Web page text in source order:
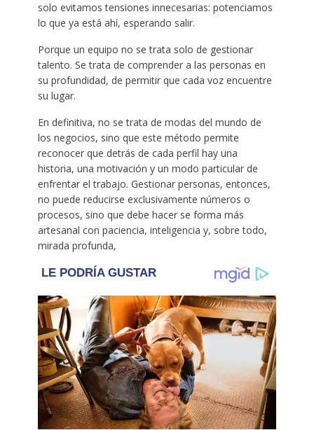
solo evitamos tensiones innecesarias: potenciamos
lo que ya está ahí, esperando salir.
Porque un equipo no se trata solo de gestionar
talento. Se trata de comprender a las personas en
su profundidad, de permitir que cada voz encuentre
su lugar.
En definitiva, no se trata de modas del mundo de
los negocios, sino que este método permite
reconocer que detrás de cada perfil hay una
historia, una motivación y un modo particular de
enfrentar el trabajo. Gestionar personas, entonces,
no puede reducirse exclusivamente números o
procesos, sino que debe hacer se forma más
artesanal con paciencia, inteligencia y, sobre todo,
mirada profunda,